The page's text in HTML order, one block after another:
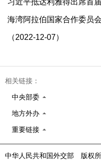
习近平抵达利雅得出席首
海湾阿拉伯国家合作委员
（2022-12-07）
相关链接：
中央部委
地方外办
重要链接
中华人民共和国外交部 版权